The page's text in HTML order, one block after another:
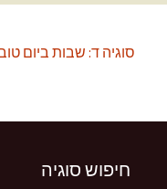
סוגיה ד: שבות ביום טוב (2): שבות בדבר רשות ובדבר
חיפוש סוגיה